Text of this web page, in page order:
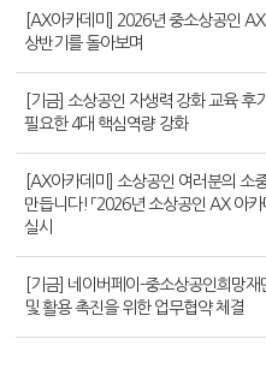
[AX아카데미] 2026년 중소상공인
상반기를 돌아보며
[기금] 소상공인 자생력 강화 교육 후
필요한 4대 핵심역량 강화
[AX아카데미] 소상공인 여러분의 소
만듭니다! 「2026년 소상공인 AX 아
실시
[기금] 네이버페이-중소상공인희망
및 활용 촉진을 위한 업무협약 체결